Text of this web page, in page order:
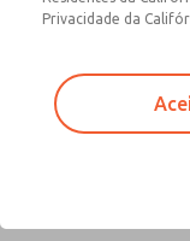
para encontrar
necessidades
que atende às
segurança, você
Privacidade da